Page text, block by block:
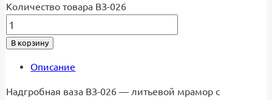
Количество товара ВЗ-026
В корзину
Описание
Надгробная ваза ВЗ-026 — литьевой мрамор с